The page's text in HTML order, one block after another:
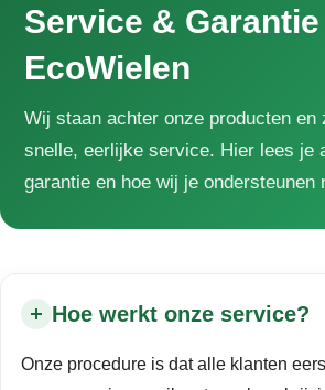
Service &
EcoWielen
Wij staan achter onze producten en
snelle, eerlijke service. Hier lees je
garantie en hoe wij je ondersteunen
Hoe werkt onze service?
Onze procedure is dat alle klanten